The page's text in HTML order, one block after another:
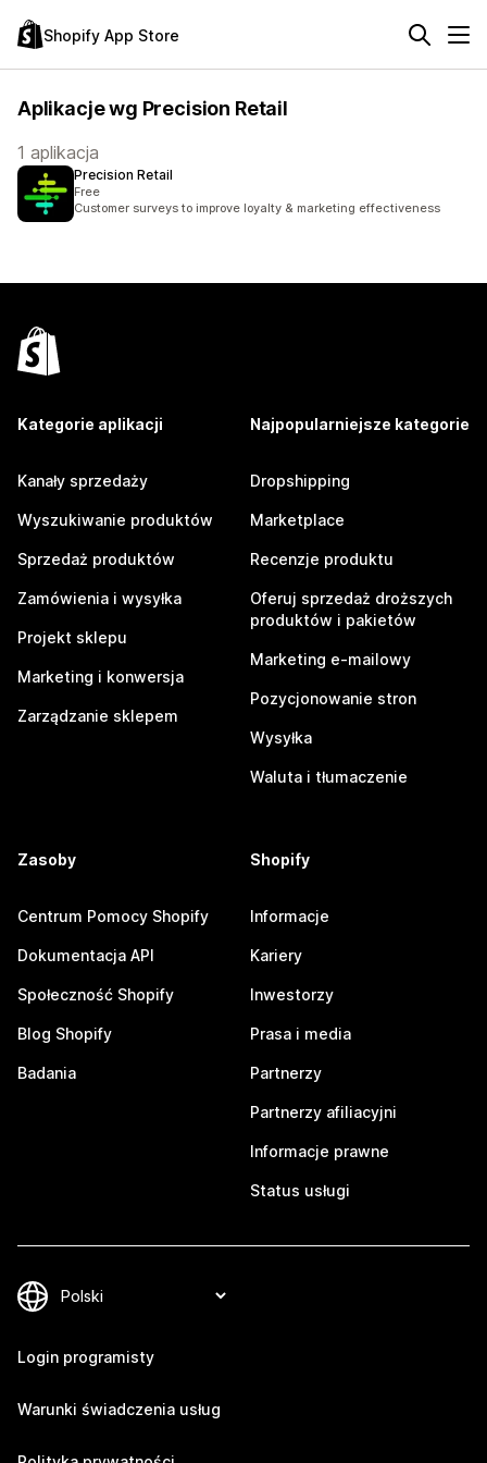
Shopify App Store
Aplikacje wg Precision Retail
1 aplikacja
Precision Retail
Free
Customer surveys to improve loyalty & marketing effectiveness
Kategorie aplikacji
Kanały sprzedaży
Wyszukiwanie produktów
Sprzedaż produktów
Zamówienia i wysyłka
Projekt sklepu
Marketing i konwersja
Zarządzanie sklepem
Najpopularniejsze kategorie
Dropshipping
Marketplace
Recenzje produktu
Oferuj sprzedaż droższych
produktów i pakietów
Marketing e-mailowy
Pozycjonowanie stron
Wysyłka
Waluta i tłumaczenie
Zasoby
Centrum Pomocy Shopify
Dokumentacja API
Społeczność Shopify
Blog Shopify
Badania
Shopify
Informacje
Kariery
Inwestorzy
Prasa i media
Partnerzy
Partnerzy afiliacyjni
Informacje prawne
Status usługi
Login programisty
Warunki świadczenia usług